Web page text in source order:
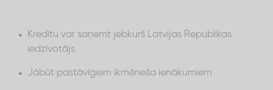
Kredītu var saņemt jebkurš Latvijas Republikas
iedzīvotājs
Jābūt pastāvīgiem ikmēneša ienākumiem